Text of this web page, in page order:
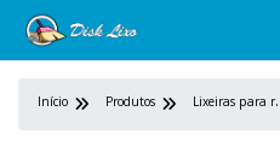
Início Produtos